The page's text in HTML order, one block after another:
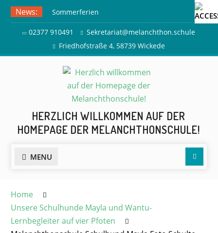
Skip
content
News:
Sommerferien
Ausflug zur Freilichtbühne
Herdringen
02377 910491
Sekretariat@melanchthon.schule
Friedhofstraße 4, 58739 Wickede
HERZLICH WILLKOMMEN AUF DER
HOMEPAGE DER MELANCHTHONSCHULE!
MENU
Home
Unsere Schulhunde Mayla und Wantu-
Lernbegleiter auf vier Pfoten